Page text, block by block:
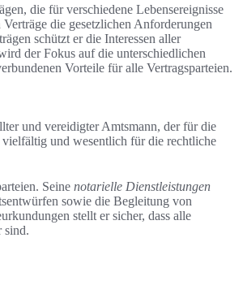
die für verschiedene Lebensereignisse
die gesetzlichen Anforderungen
schützt er die Interessen aller
der Fokus auf die unterschiedlichen
Vorteile für alle Vertragsparteien.
und vereidigter Amtsmann, der für die
vielfältig und wesentlich für die rechtliche
Seine notarielle Dienstleistungen
sowie die Begleitung von
stellt er sicher, dass alle
sind.